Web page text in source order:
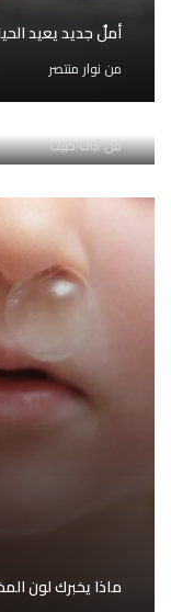
أملٌ جديد يعيد
من نوار منتصر
دراسة تحليلية
المتوقع
منآيات حبيب
ماذا يخبرك لون